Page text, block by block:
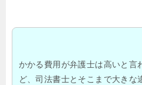
かかる費用が弁護士は高いと言
ど、司法書士とそこまで大きな